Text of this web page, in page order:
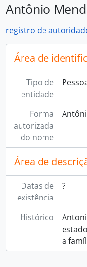
Antônio
registro de
Área de
Tipo de
entidade
Forma
autorizada
do nome
Área de
Datas de
existência
?
Histórico
a